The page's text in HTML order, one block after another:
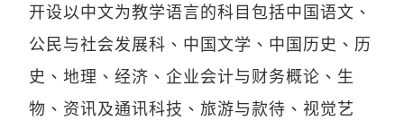
开设以中文为教学语言的科目包括中国语文、
公民与社会发展科、中国文学、中国历史、历
史、地理、经济、企业会计与财务概论、生
物、资讯及通讯科技、旅游与款待、视觉艺